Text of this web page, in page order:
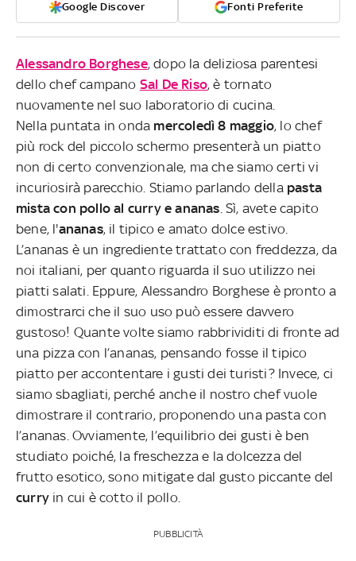
Google Discover Fonti Preferite
Alessandro Borghese, dopo la deliziosa parentesi
dello chef campano Sal De Riso, è tornato
nuovamente nel suo laboratorio di cucina.
Nella puntata in onda mercoledì 8 maggio, lo chef
più rock del piccolo schermo presenterà un piatto
non di certo convenzionale, ma che siamo certi vi
incuriosirà parecchio. Stiamo parlando della pasta
mista con pollo al curry e ananas. Sì, avete capito
bene, l'ananas, il tipico e amato dolce estivo.
L’ananas è un ingrediente trattato con freddezza, da
noi italiani, per quanto riguarda il suo utilizzo nei
piatti salati. Eppure, Alessandro Borghese è pronto a
dimostrarci che il suo uso può essere davvero
gustoso! Quante volte siamo rabbrividiti di fronte ad
una pizza con l’ananas, pensando fosse il tipico
piatto per accontentare i gusti dei turisti? Invece, ci
siamo sbagliati, perché anche il nostro chef vuole
dimostrare il contrario, proponendo una pasta con
l’ananas. Ovviamente, l’equilibrio dei gusti è ben
studiato poiché, la freschezza e la dolcezza del
frutto esotico, sono mitigate dal gusto piccante del
curry in cui è cotto il pollo.
PUBBLICITÀ